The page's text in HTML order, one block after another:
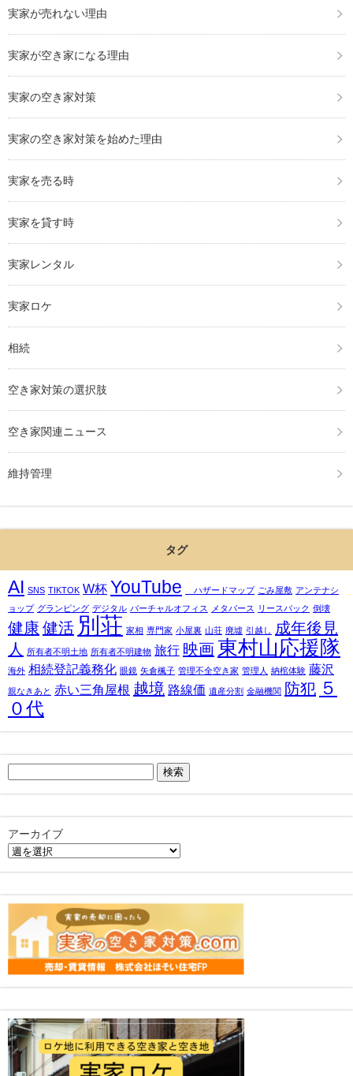
実家が売れない理由
実家が空き家になる理由
実家の空き家対策
実家の空き家対策を始めた理由
実家を売る時
実家を貸す時
実家レンタル
実家ロケ
相続
空き家対策の選択肢
空き家関連ニュース
維持管理
タグ
AI SNS TIKTOK W杯 YouTube ハザードマップ ごみ屋敷 アンテナシ
ョップ グランピング デジタル バーチャルオフィス メタバース リースバック 倒壊
健康 健活 別荘 家相 専門家 小屋裏 山荘 廃墟 引越し
成年後見
人
所有者不明土地 所有者不明建物 旅行 映画 東村山応援隊
海外 相続登記義務化 眼鏡 矢倉楓子 管理不全空き家 管理人 納棺体験 藤沢
親なきあと 赤い三角屋根 越境 路線価 遺産分割 金融機関 防犯 ５
０代
アーカイブ